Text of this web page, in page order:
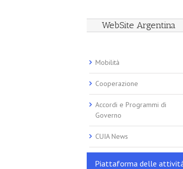
WebSite Argentina
Mobilità
Cooperazione
Accordi e Programmi di
Governo
CUIA News
Piattaforma delle